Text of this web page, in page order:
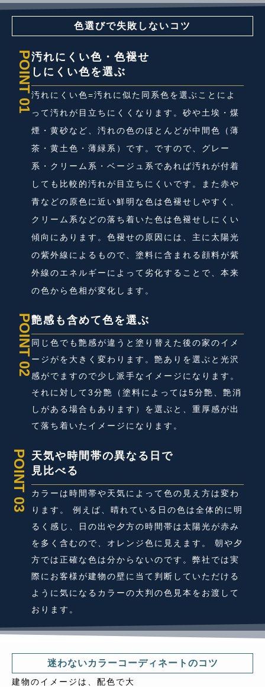
色選びで失敗しないコツ
POINT 01汚れにくい色・色褪せ
しにくい色を選ぶ
汚れにくい色=汚れに似た同系色を選ぶことによ
って汚れが目立ちにくくなります。砂や土埃・煤
煙・黄砂など、汚れの色のほとんどが中間色（薄
茶・黄土色・薄緑系）です。ですので、グレー
系・クリーム系・ベージュ系であれば汚れが付着
しても比較的汚れが目立ちにくいです。また赤や
青などの原色に近い鮮明な色は色褪せしやすく、
クリーム系などの落ち着いた色は色褪せしにくい
傾向にあります。色褪せの原因には、主に太陽光
の紫外線によるもので、塗料に含まれる顔料が紫
外線のエネルギーによって劣化することで、本来
の色から色相が変化します。
POINT 02艶感も含めて色を選ぶ
同じ色でも艶感が違うと塗り替えた後の家のイメ
ージがを大きく変わります。艶ありを選ぶと光沢
感がでますので少し派手なイメージになります。
それに対して3分艶（塗料によっては5分艶、艶消
しがある場合もあります）を選ぶと、重厚感が出
て落ち着いたイメージになります。
POINT 03
天気や時間帯の異なる日で
見比べる
カラーは時間帯や天気によって色の見え方は変わ
ります。 例えば、晴れている日の色は全体的に明
るく感じ、日の出や夕方の時間帯は太陽光が赤み
を多く含むので、オレンジ色に見えます。 朝や夕
方では正確な色は分からないのです。弊社では実
際にお客様が建物の壁に当て判断していただける
ように気になるカラーの大判の色見本をお渡して
おります。
迷わないカラーコーディネートのコツ
建物のイメージは、配色で大